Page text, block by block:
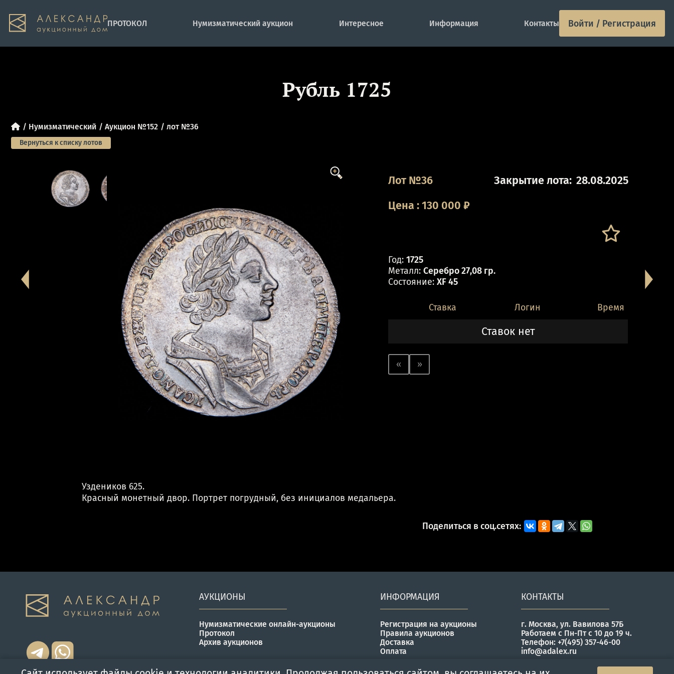
ПРОТОКОЛ Нумизматический аукцион Интересное Информация Контакты Войти / Регистрация
Рубль 1725
Нумизматический Аукцион №152 лот №36
Вернуться к списку лотов
Лот №36 Закрытие лота: 28.08.2025
Цена:130 000 ₽
Год: 1725
Металл: Серебро 27,08 гр.
Состояние: XF 45
Ставка Логин Время
Ставок нет
« »
Уздеников 625.
Красный монетный двор. Портрет погрудный, без инициалов медальера.
Поделиться в соц.сетях:
АУКЦИОНЫ
Нумизматические онлайн-аукционы
Протокол
Архив аукционов
ИНФОРМАЦИЯ
Регистрация на аукционы
Правила аукционов
Доставка
Оплата
КОНТАКТЫ
г. Москва, ул. Вавилова 57Б
Работаем с Пн-Пт с 10 до 19 ч.
Телефон: +7(495) 357-46-00
info@adalex.ru